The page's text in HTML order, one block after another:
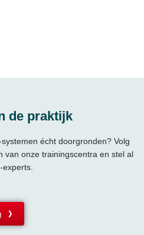
de praktijk
écht doorgronden? Volg
van onze trainingscentra en stel al
experts.